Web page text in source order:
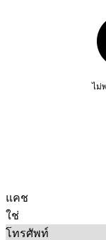
ไม่
แคช
ใช่
โทรศัพท์